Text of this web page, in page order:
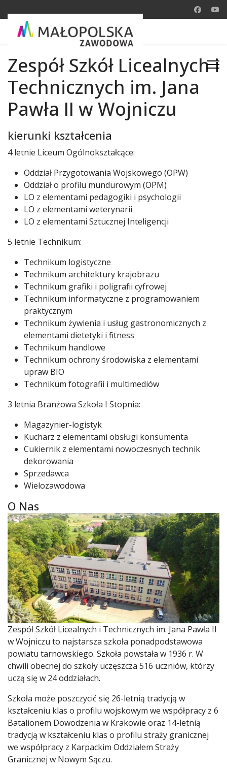
Zespół Szkół Licealnych i
Technicznych im. Jana
Pawła II w Wojniczu
kierunki kształcenia
4 letnie Liceum Ogólnokształcące:
Oddział Przygotowania Wojskowego (OPW)
Oddział o profilu mundurowym (OPM)
LO z elementami pedagogiki i psychologii
LO z elementami weterynarii
LO z elementami Sztucznej Inteligencji
5 letnie Technikum:
Technikum logistyczne
Technikum architektury krajobrazu
Technikum grafiki i poligrafii cyfrowej
Technikum informatyczne z programowaniem
praktycznym
Technikum żywienia i usług gastronomicznych z
elementami dietetyki i fitness
Technikum handlowe
Technikum ochrony środowiska z elementami
upraw BIO
Technikum fotografii i multimediów
3 letnia Branżowa Szkoła I Stopnia:
Magazynier-logistyk
Kucharz z elementami obsługi konsumenta
Cukiernik z elementami nowoczesnych technik
dekorowania
Sprzedawca
Wielozawodowa
O Nas
Zespół Szkół Licealnych i Technicznych im. Jana Pawła II
w Wojniczu to najstarsza szkoła ponadpodstawowa
powiatu tarnowskiego. Szkoła powstała w 1936 r. W
chwili obecnej do szkoły uczęszcza 516 uczniów, którzy
uczą się w 24 oddziałach.
Szkoła może poszczycić się 26-letnią tradycją w
kształceniu klas o profilu wojskowym we współpracy z 6
Batalionem Dowodzenia w Krakowie oraz 14-letnią
tradycją w kształceniu klas o profilu straży granicznej
we współpracy z Karpackim Oddziałem Straży
Granicznej w Nowym Sączu.